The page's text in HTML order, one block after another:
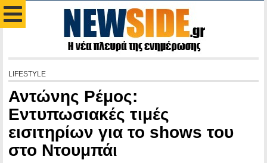
LIFESTYLE
Αντώνης Ρέμος:
Εντυπωσιακές τιμές
εισιτηρίων για το shows του
στο Ντουμπάι